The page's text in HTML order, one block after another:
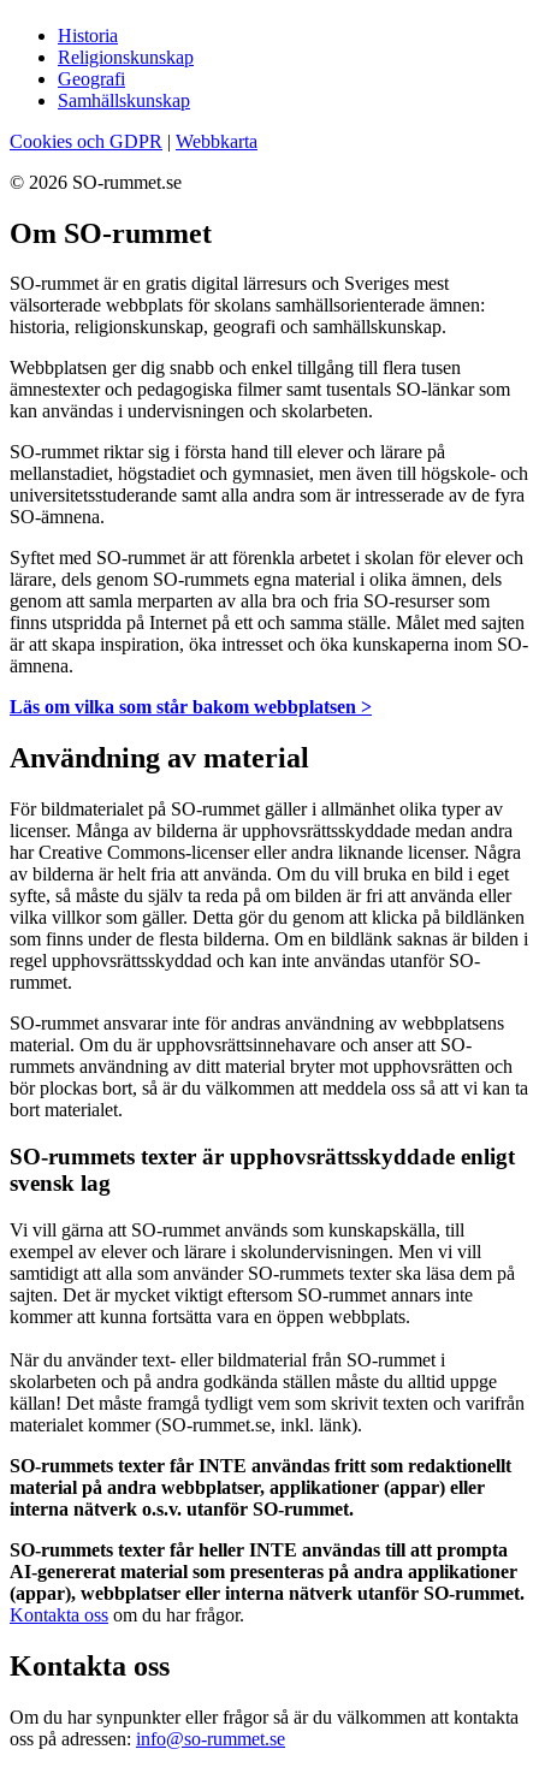
Historia
Religionskunskap
Geografi
Samhällskunskap
Cookies och GDPR | Webbkarta
© 2026 SO-rummet.se
Om SO-rummet
SO-rummet är en gratis digital lärresurs och Sveriges mest
välsorterade webbplats för skolans samhällsorienterade ämnen:
historia, religionskunskap, geografi och samhällskunskap.
Webbplatsen ger dig snabb och enkel tillgång till flera tusen
ämnestexter och pedagogiska filmer samt tusentals SO-länkar som
kan användas i undervisningen och skolarbeten.
SO-rummet riktar sig i första hand till elever och lärare på
mellanstadiet, högstadiet och gymnasiet, men även till högskole- och
universitetsstuderande samt alla andra som är intresserade av de fyra
SO-ämnena.
Syftet med SO-rummet är att förenkla arbetet i skolan för elever och
lärare, dels genom SO-rummets egna material i olika ämnen, dels
genom att samla merparten av alla bra och fria SO-resurser som
finns utspridda på Internet på ett och samma ställe. Målet med sajten
är att skapa inspiration, öka intresset och öka kunskaperna inom SO-
ämnena.
Läs om vilka som står bakom webbplatsen >
Användning av material
För bildmaterialet på SO-rummet gäller i allmänhet olika typer av
licenser. Många av bilderna är upphovsrättsskyddade medan andra
har Creative Commons-licenser eller andra liknande licenser. Några
av bilderna är helt fria att använda. Om du vill bruka en bild i eget
syfte, så måste du själv ta reda på om bilden är fri att använda eller
vilka villkor som gäller. Detta gör du genom att klicka på bildlänken
som finns under de flesta bilderna. Om en bildlänk saknas är bilden i
regel upphovsrättsskyddad och kan inte användas utanför SO-
rummet.
SO-rummet ansvarar inte för andras användning av webbplatsens
material. Om du är upphovsrättsinnehavare och anser att SO-
rummets användning av ditt material bryter mot upphovsrätten och
bör plockas bort, så är du välkommen att meddela oss så att vi kan ta
bort materialet.
SO-rummets texter är upphovsrättsskyddade enligt
svensk lag
Vi vill gärna att SO-rummet används som kunskapskälla, till
exempel av elever och lärare i skolundervisningen. Men vi vill
samtidigt att alla som använder SO-rummets texter ska läsa dem på
sajten. Det är mycket viktigt eftersom SO-rummet annars inte
kommer att kunna fortsätta vara en öppen webbplats.
När du använder text- eller bildmaterial från SO-rummet i
skolarbeten och på andra godkända ställen måste du alltid uppge
källan! Det måste framgå tydligt vem som skrivit texten och varifrån
materialet kommer (SO-rummet.se, inkl. länk).
SO-rummets texter får INTE användas fritt som redaktionellt
material på andra webbplatser, applikationer (appar) eller
interna nätverk o.s.v. utanför SO-rummet.
SO-rummets texter får heller INTE användas till att prompta
AI-genererat material som presenteras på andra applikationer
(appar), webbplatser eller interna nätverk utanför SO-rummet.
Kontakta oss om du har frågor.
Kontakta oss
Om du har synpunkter eller frågor så är du välkommen att kontakta
oss på adressen: info@so-rummet.se